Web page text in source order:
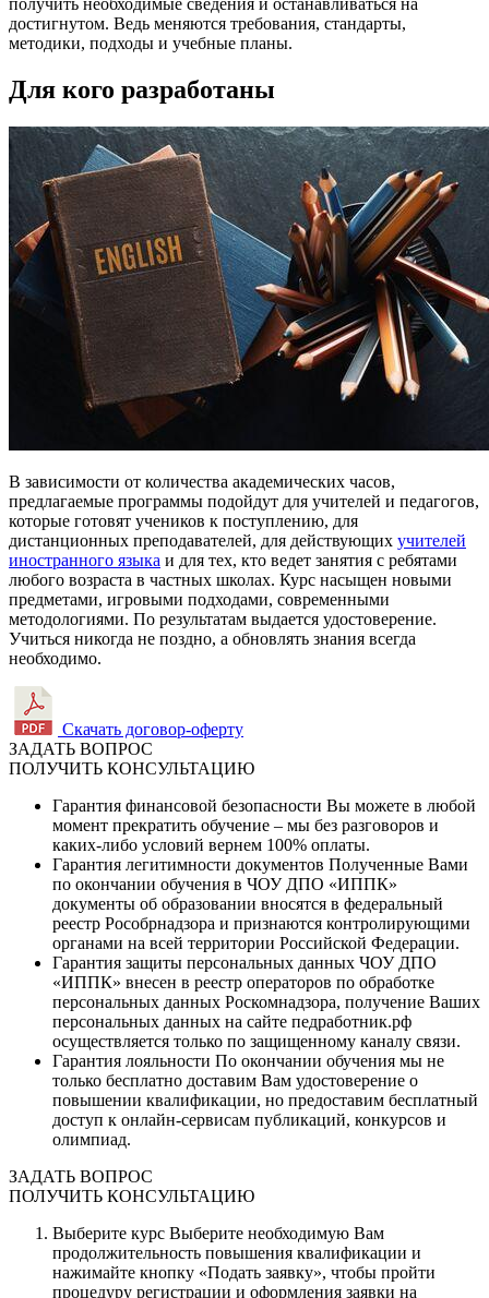
достигнутом. Ведь меняются требования, стандарты,
методики, подходы и учебные планы.
Для кого разработаны
В зависимости от количества академических часов,
предлагаемые программы подойдут для учителей и педагогов,
которые готовят учеников к поступлению, для
дистанционных преподавателей, для действующих учителей
иностранного языка и для тех, кто ведет занятия с ребятами
любого возраста в частных школах. Курс насыщен новыми
предметами, игровыми подходами, современными
методологиями. По результатам выдается удостоверение.
Учиться никогда не поздно, а обновлять знания всегда
необходимо.
Скачать договор-оферту
ЗАДАТЬ ВОПРОС
ПОЛУЧИТЬ КОНСУЛЬТАЦИЮ
Гарантия финансовой безопасности Вы можете в любой
момент прекратить обучение – мы без разговоров и
каких-либо условий вернем 100% оплаты.
Гарантия легитимности документов Полученные Вами
по окончании обучения в ЧОУ ДПО «ИППК»
документы об образовании вносятся в федеральный
реестр Рособрнадзора и признаются контролирующими
органами на всей территории Российской Федерации.
Гарантия защиты персональных данных ЧОУ ДПО
«ИППК» внесен в реестр операторов по обработке
персональных данных Роскомнадзора, получение Ваших
персональных данных на сайте педработник.рф
осуществляется только по защищенному каналу связи.
Гарантия лояльности По окончании обучения мы не
только бесплатно доставим Вам удостоверение о
повышении квалификации, но предоставим бесплатный
доступ к онлайн-сервисам публикаций, конкурсов и
олимпиад.
ЗАДАТЬ ВОПРОС
ПОЛУЧИТЬ КОНСУЛЬТАЦИЮ
Выберите курс Выберите необходимую Вам
продолжительность повышения квалификации и
нажимайте кнопку «Подать заявку», чтобы пройти
процедуру регистрации и оформления заявки на